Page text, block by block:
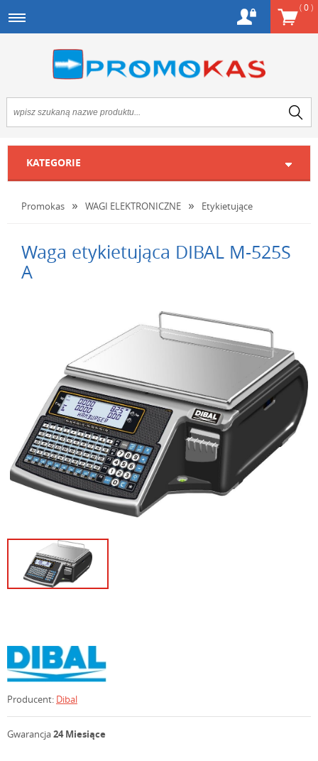
(0)
KATEGORIE
Promokas WAGI ELEKTRONICZNE Etykietujące
Waga etykietująca DIBAL M-525S
A
Producent: Dibal
Gwarancja24 Miesiące